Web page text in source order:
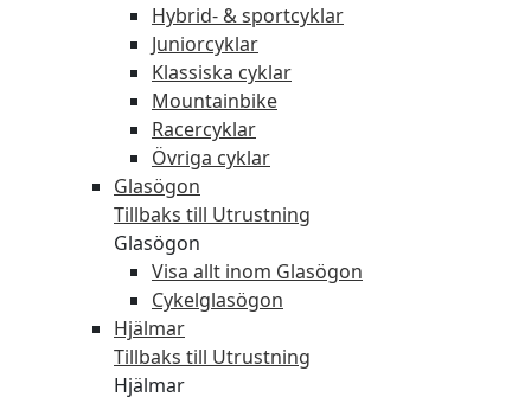
Hybrid- & sportcyklar
Juniorcyklar
Klassiska cyklar
Mountainbike
Racercyklar
Övriga cyklar
Glasögon
Tillbaks till Utrustning
Glasögon
Visa allt inom Glasögon
Cykelglasögon
Hjälmar
Tillbaks till Utrustning
Hjälmar